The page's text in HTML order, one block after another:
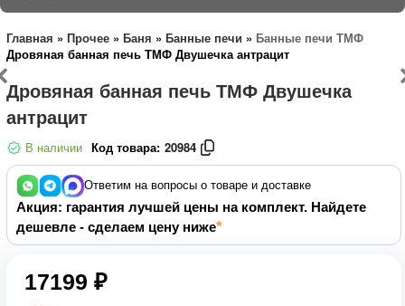
Главная » Прочее » Баня » Банные печи » Банные печи ТМФ
Дровяная банная печь ТМФ Двушечка антрацит
Дровяная банная печь ТМФ Двушечка
антрацит
В наличии Код товара: 20984
Ответим на вопросы о товаре и доставке
Акция: гарантия лучшей цены на комплект. Найдете
дешевле - сделаем цену ниже
17199 ₽